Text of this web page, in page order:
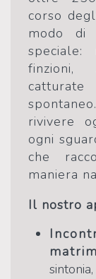
corso
modo di
finzioni,
rivivere
ogni
che
maniera
Il nostro